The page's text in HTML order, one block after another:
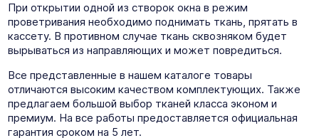
При открытии одной из створок окна в режим
проветривания необходимо поднимать ткань, прятать в
кассету. В противном случае ткань сквозняком будет
вырываться из направляющих и может повредиться.
Все представленные в нашем каталоге товары
отличаются высоким качеством комплектующих. Также
предлагаем большой выбор тканей класса эконом и
премиум. На все работы предоставляется официальная
гарантия сроком на 5 лет.